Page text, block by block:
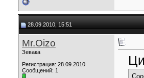
28.09.2010, 15:51
Mr.Oizo
Зевака
Регистрация: 28.09.2010
Сообщений: 1